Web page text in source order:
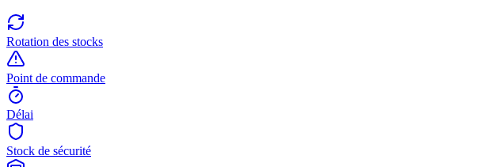
Rotation des stocks
Point de commande
Délai
Stock de sécurité